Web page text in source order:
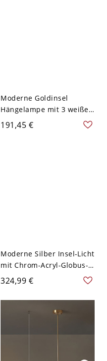
Moderne Goldinsel
Hängelampe mit 3 weißen
Glaskugelschirmen - 110V-
120V
191,45 €
Moderne Silber Insel-Licht
mit Chrom-Acryl-Globus-
Schirm - Verstellbare
Aufhängelänge - 110V-
120V 3
324,99 €